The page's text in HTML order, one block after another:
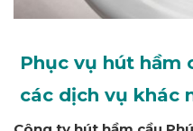
Phục vụ hút hầm
các dịch vụ khác